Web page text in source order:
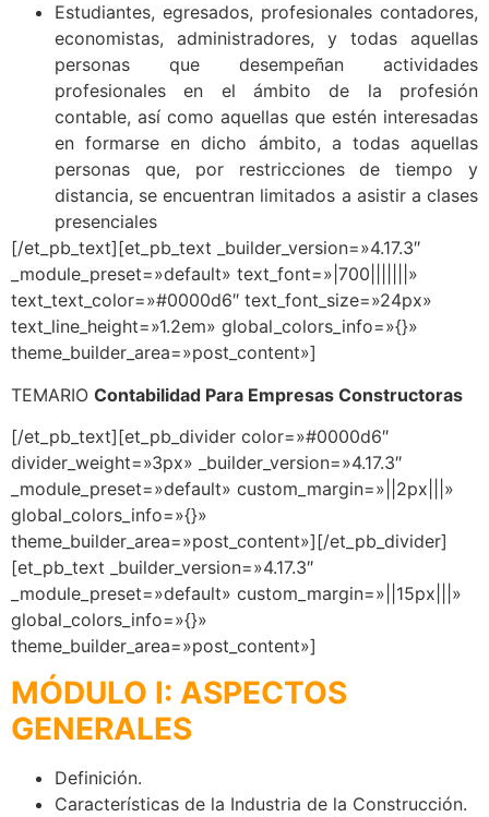
Estudiantes, egresados, profesionales contadores,
economistas, administradores, y todas aquellas
personas que desempeñan actividades
profesionales en el ámbito de la profesión
contable, así como aquellas que estén interesadas
en formarse en dicho ámbito, a todas aquellas
personas que, por restricciones de tiempo y
distancia, se encuentran limitados a asistir a clases
presenciales
[/et_pb_text][et_pb_text _builder_version=»4.17.3″
_module_preset=»default» text_font=»|700|||||||»
text_text_color=»#0000d6″ text_font_size=»24px»
text_line_height=»1.2em» global_colors_info=»{}»
theme_builder_area=»post_content»]
TEMARIO Contabilidad Para Empresas Constructoras
[/et_pb_text][et_pb_divider color=»#0000d6″
divider_weight=»3px» _builder_version=»4.17.3″
_module_preset=»default» custom_margin=»||2px|||»
global_colors_info=»{}»
theme_builder_area=»post_content»][/et_pb_divider]
[et_pb_text _builder_version=»4.17.3″
_module_preset=»default» custom_margin=»||15px|||»
global_colors_info=»{}»
theme_builder_area=»post_content»]
MÓDULO I: ASPECTOS
GENERALES
Definición.
Características de la Industria de la Construcción.